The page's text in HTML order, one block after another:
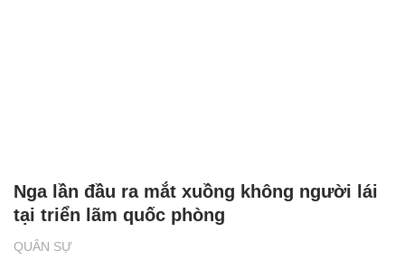
QUÂN SỰ
Nga lần đầu ra mắt xuồng không người lái
tại triển lãm quốc phòng